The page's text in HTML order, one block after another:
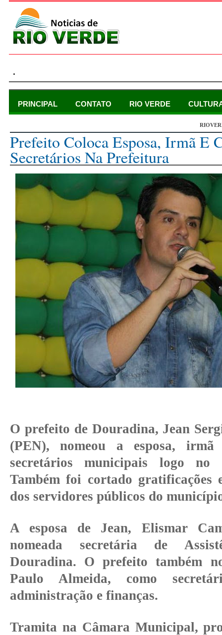
.
PRINCIPAL CONTATO RIO VERDE
Prefeito Coloca Esposa, Irmã E
Secretários Na Prefeitura
O prefeito de Douradina, Jean
(PEN), nomeou a esposa,
secretários municipais logo
Também foi cortado gratificações
dos servidores públicos do
A esposa de Jean, Elismar
nomeada secretária de
Douradina. O prefeito também
Paulo Almeida, como
administração e finanças.
Tramita na Câmara Municipal,